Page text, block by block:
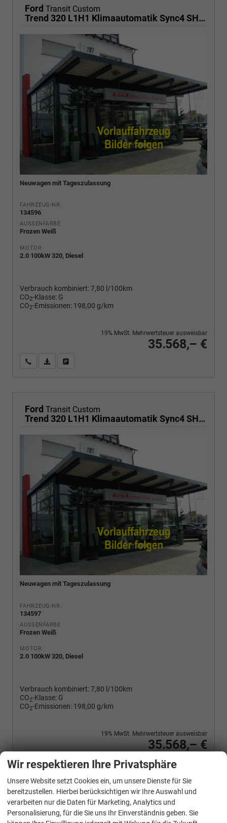
Ford Transit Custom
Trend 320 L1H1 Klimaautomatik Sync4 SHZ 2 x Einparkhilfe Kamera 5JG
Neuwagen mit Tageszulassung
FAHRZEUG-NR.
134596
AUSSENFARBE
Frozen Weiß
MOTOR
2.0 100kW 320, Diesel
Verbrauch kombiniert:7,80 l/100km
CO2-Klasse: G
CO2-Emissionen: 198,00 g/km
35.568,– €
19% MwSt. Mehrwertsteuer ausweisbar
Wir rufen Sie anPDF-Fahrzeugexposé drucken
Ford Transit Custom
Trend 320 L1H1 Klimaautomatik Sync4 SHZ 2 x Einparkhilfe Kamera 5JG
Neuwagen mit Tageszulassung
FAHRZEUG-NR.
134597
AUSSENFARBE
Frozen Weiß
MOTOR
2.0 100kW 320, Diesel
Verbrauch kombiniert:7,80 l/100km
CO2-Klasse: G
CO2-Emissionen: 198,00 g/km
35.568,– €
19% MwSt. Mehrwertsteuer ausweisbar
Wir rufen Sie an
PDF-Fahrzeugexposé drucken
Fahrzeug drucken, parken oder vergleichen
Ford Transit Custom
Wir respektieren Ihre Privatsphäre
Unsere Website setzt Cookies ein, um unsere Dienste für Sie
bereitzustellen. Hierbei berücksichtigen wir Ihre Auswahl und
verarbeiten nur die Daten für Marketing, Analytics und
Personalisierung, für die Sie uns Ihr Einverständnis geben. Sie